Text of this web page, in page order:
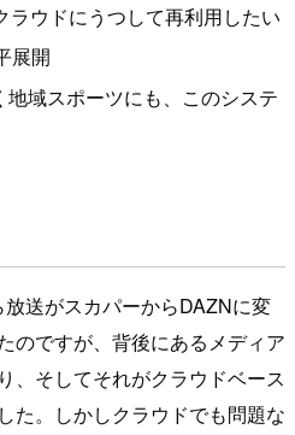
ラウドにうつして再利用したい
展開
域スポーツにも、このシステ
送がスカパーからDAZNに変
のですが、背後にあるメディア
、そしてそれがクラウドベース
た。しかしクラウドでも問題な